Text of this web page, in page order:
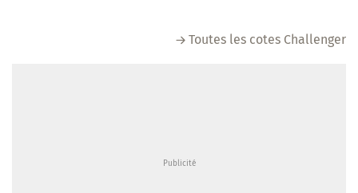
Toutes les cotes Challenger